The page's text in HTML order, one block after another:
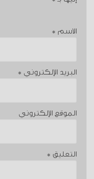
الاسم *
البريد الإلكتروني *
الموقع الإلكتروني
التعليق *